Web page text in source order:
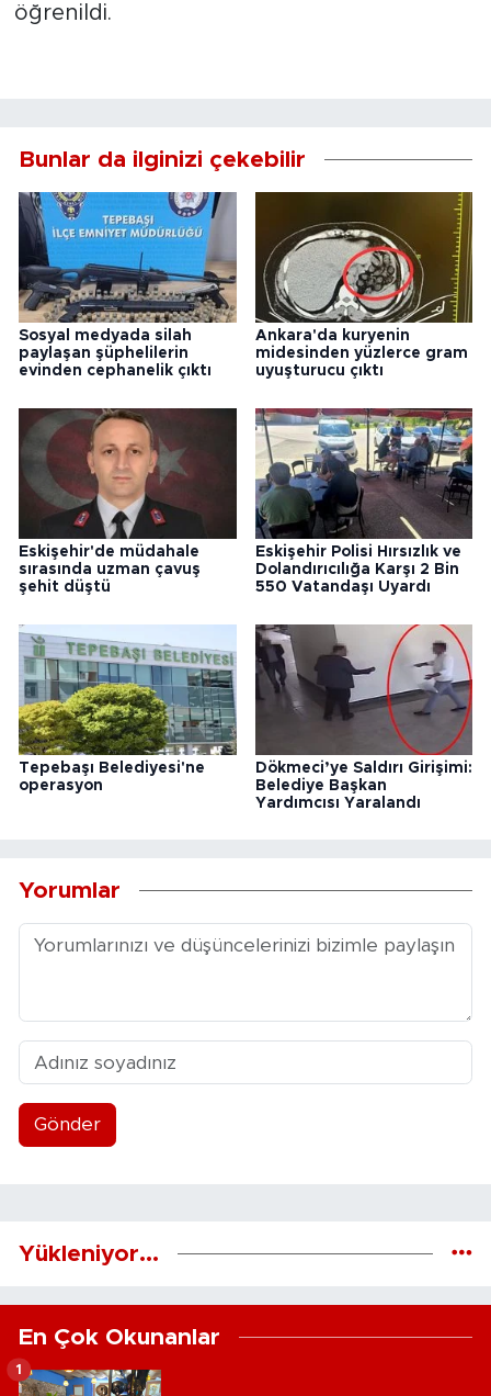
öğrenildi.
Bunlar da ilginizi çekebilir
Sosyal medyada silah
paylaşan şüphelilerin
evinden cephanelik çıktı
Ankara'da kuryenin
midesinden yüzlerce gram
uyuşturucu çıktı
Eskişehir'de müdahale
sırasında uzman çavuş
şehit düştü
Eskişehir Polisi Hırsızlık ve
Dolandırıcılığa Karşı 2 Bin
550 Vatandaşı Uyardı
Tepebaşı Belediyesi'ne
operasyon
Dökmeci’ye Saldırı Girişimi:
Belediye Başkan
Yardımcısı Yaralandı
Yorumlar
Gönder
Yükleniyor...
En Çok Okunanlar
1